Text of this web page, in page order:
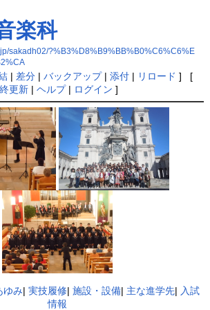
楽科
sakadh02/?%B3%D8%B9%BB%B0%C6%C6%E
| 差分| バックアップ| 添付| リロード ] [
更新| ヘルプ| ログイン ]
ゆみ| 実技履修| 施設・設備| 主な進学先| 入試
情報